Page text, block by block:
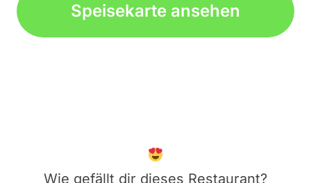
Speisekarte ansehen
Wie gefällt dir dieses Restaurant?